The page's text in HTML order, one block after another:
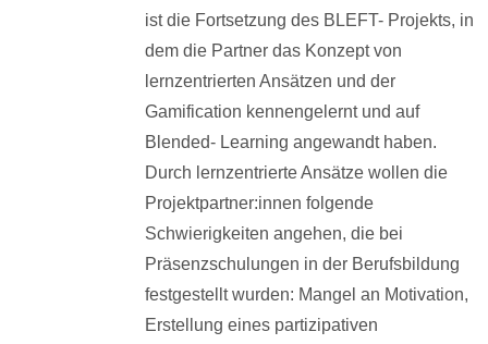
ist die Fortsetzung des BLEFT- Projekts, in
dem die Partner das Konzept von
lernzentrierten Ansätzen und der
Gamification kennengelernt und auf
Blended- Learning angewandt haben.
Durch lernzentrierte Ansätze wollen die
Projektpartner:innen folgende
Schwierigkeiten angehen, die bei
Präsenzschulungen in der Berufsbildung
festgestellt wurden: Mangel an Motivation,
Erstellung eines partizipativen